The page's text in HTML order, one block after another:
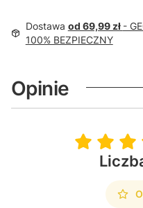
Dostawa od 69,99 zł -
100% BEZPIECZNY
Opinie